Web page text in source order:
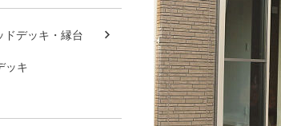
ドデッキ・縁台
ッキ